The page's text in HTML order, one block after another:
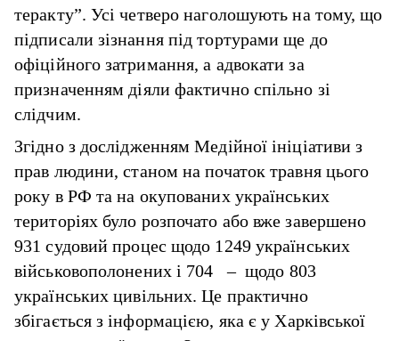
теракту”. Усі четверо наголошують на тому, що
підписали зізнання під тортурами ще до
офіційного затримання, а адвокати за
призначенням діяли фактично спільно зі
слідчим.
Згідно з дослідженням Медійної ініціативи з
прав людини, станом на початок травня цього
року в РФ та на окупованих українських
територіях було розпочато або вже завершено
931 судовий процес щодо 1249 українських
військовополонених і 704 – щодо 803
українських цивільних. Це практично
збігається з інформацією, яка є у Харківської